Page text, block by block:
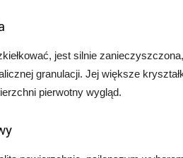
jest silnie
granulacji. Jej większe
pierwotny wygląd.